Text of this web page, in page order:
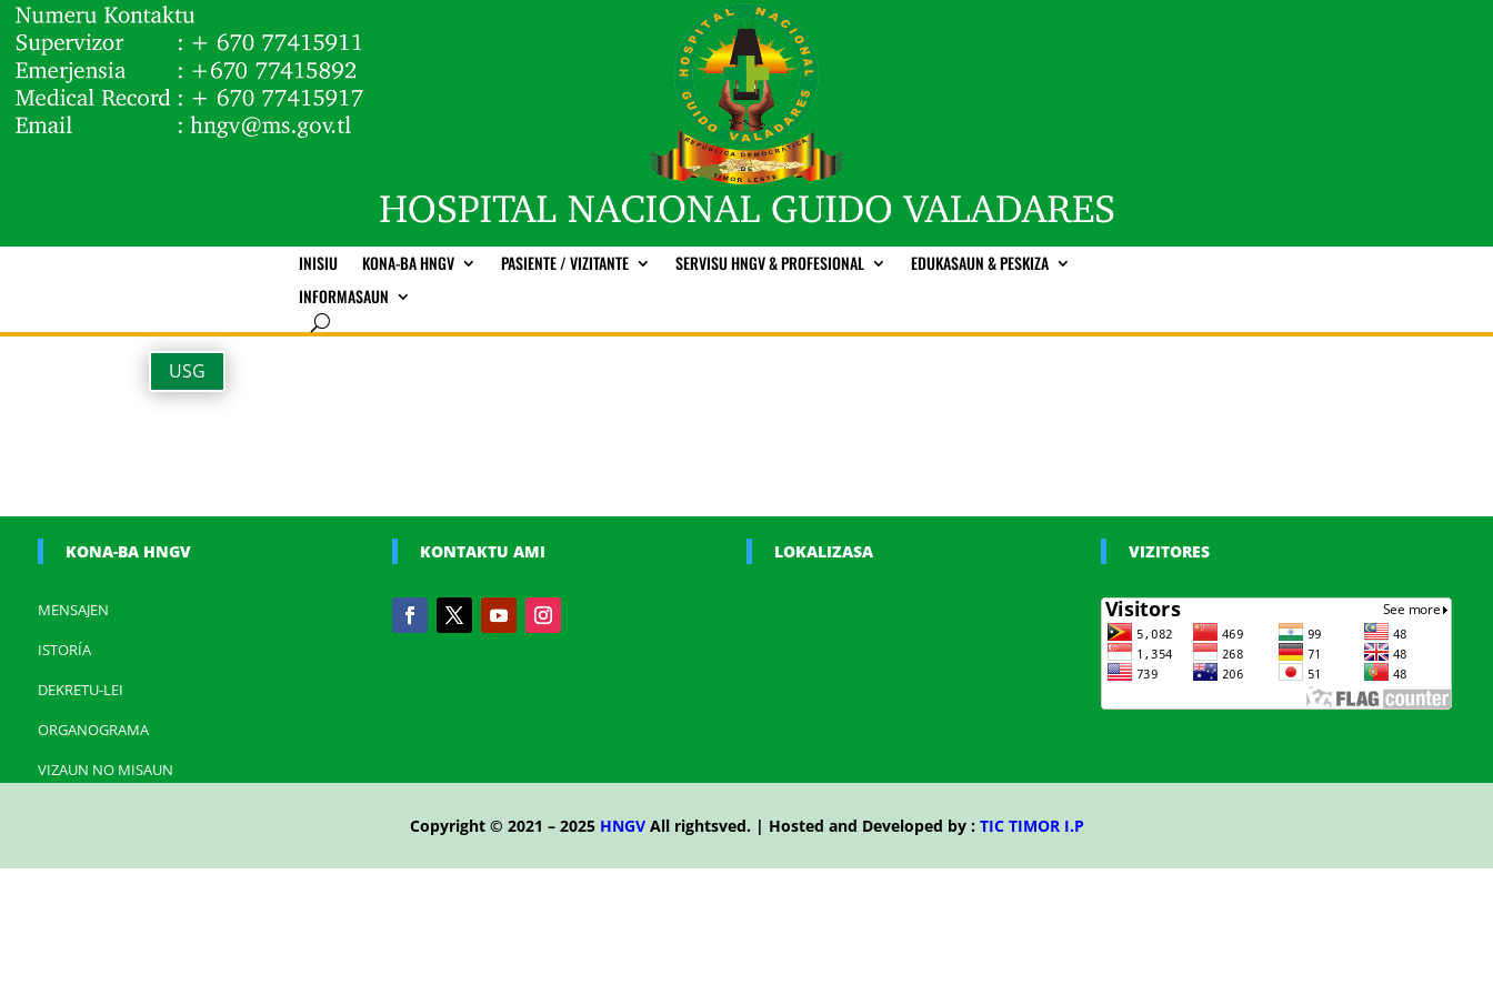
INISIU KONA-BA HNGV PASIENTE / VIZITANTE SERVISU HNGV & PROFESIONAL
EDUKASAUN & PESKIZA
INFORMASAUN
USG
KONA-BA HNGV
MENSAJEN
ISTORÍA
DEKRETU-LEI
ORGANOGRAMA
VIZAUN NO MISAUN
KONTAKTU AMI LOKALIZASA VIZITORES
Copyright © 2021 – 2025 HNGVAll rightsved. | Hosted and Developed by : TIC TIMOR I.P